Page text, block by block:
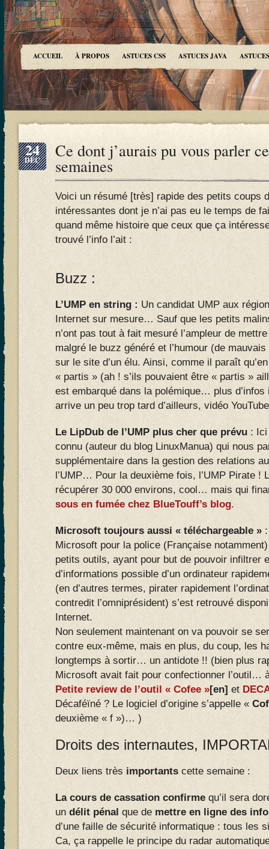
ACCUEIL À PROPOS ASTUCES CSS ASTUCES JAVA
24
DÉC Ce dont j’aurais pu vous parler
semaines
Voici un résumé [très] rapide des petits coups
intéressantes dont je n’ai pas eu le temps de
quand même histoire que ceux que ça
trouvé l’info l’ait :
Buzz :
L’UMP en string : Un candidat UMP aux
Internet sur mesure… Sauf que les petits
n’ont pas tout à fait mesuré l’ampleur de
malgré le buzz généré et l’humour (de
sur le site d’un élu. Ainsi, comme il paraît
« partis » (ah ! s’ils pouvaient être « partis »
est embarqué dans la polémique… plus
arrive un peu trop tard d’ailleurs, vidéo
Le LipDub de l’UMP plus cher que prévu : Ici
connu (auteur du blog LinuxManua) qui nous
supplémentaire dans la gestion des relations
l’UMP… Pour la deuxième fois, l’UMP Pirate !
récupérer 30 000 environs, cool… mais qui
sous en fumée chez BlueTouff’s blog.
Microsoft toujours aussi « téléchargeable »
Microsoft pour la police (Française
petits outils, ayant pour but de pouvoir infiltrer
d’informations possible d’un ordinateur
(en d’autres termes, pirater rapidement
contredit l’omniprésident) s’est retrouvé
Internet.
Non seulement maintenant on va pouvoir se
contre eux-même, mais en plus, du coup, les
longtemps à sortir… un antidote !! (bien plus
Microsoft avait fait pour confectionner l’outil…
Petite review de l’outil « Cofee »[en] et
Décaféïné ? Le logiciel d’origine s’appelle «
deuxième « f »)… )
Droits des internautes,
Deux liens très importants cette semaine :
La cours de cassation confirme qu’il sera
un délit pénal que de mettre en ligne des
d’une faille de sécurité informatique : tous les
Ca, ça rappelle le principe du radar